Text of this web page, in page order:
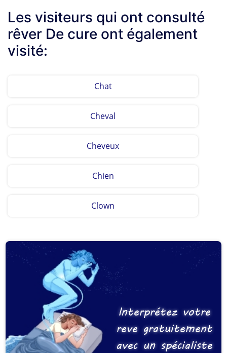
Les visiteurs qui ont consulté
rêver De cure ont également
visité:
Chat
Cheval
Cheveux
Chien
Clown
Interprétez votre
reve gratuitement
avec un spécialiste